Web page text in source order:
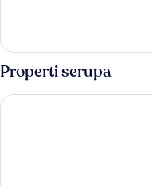
Suite
Properti serupa
Moxy Outletcity Metzingen